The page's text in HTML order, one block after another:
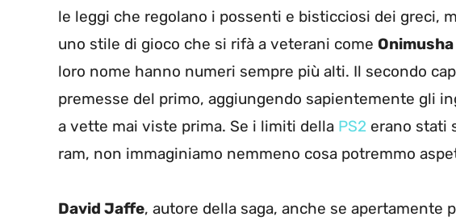
le leggi che regolano i possenti e bisticciosi dei greci,
uno stile di gioco che si rifà a veterani come Onimusha
loro nome hanno numeri sempre più alti. Il secondo
premesse del primo, aggiungendo sapientemente gli
a vette mai viste prima. Se i limiti della PS2 erano stati
ram, non immaginiamo nemmeno cosa potremmo
David Jaffe, autore della saga, anche se apertamente